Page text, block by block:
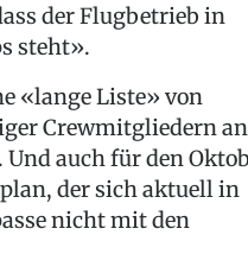
der Flugbetrieb in
steht».
«lange Liste» von
Crewmitgliedern an
Und auch für den
der sich aktuell in
nicht mit den